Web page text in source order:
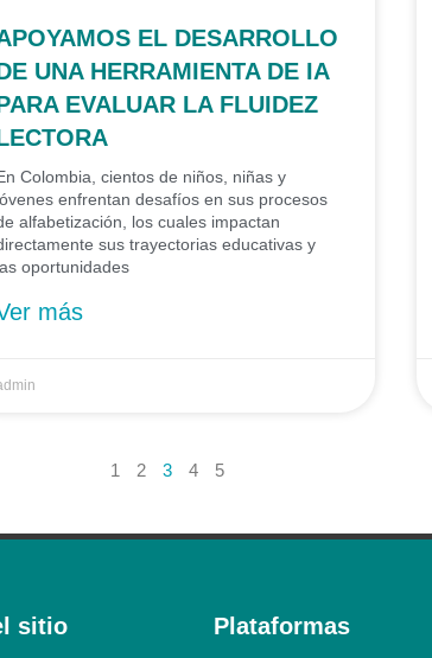
EL DESARROLLO
UNA HERRAMIENTA DE IA
EVALUAR LA FLUIDEZ
Colombia, cientos de niños, niñas y
enfrentan desafíos en sus procesos
alfabetización, los cuales impactan
sus trayectorias educativas y
oportunidades
más
1 2 3 4 5
sitio Plataformas